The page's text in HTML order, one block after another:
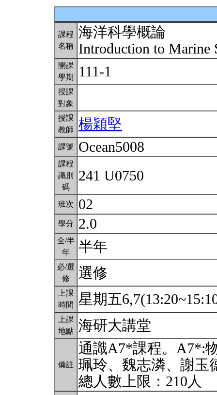
課程
名稱
海洋科學概論
Introduction to Marine
開課
學期
111-1
授課
對象
授課
教師
楊穎堅
課號 Ocean5008
課程
識別
碼
241 U0750
班次 02
學分 2.0
全/半
年
半年
必/選
修
選修
上課
時間
星期五
上課
地點 海研大講堂
備註
通識A7*課程。A7*:
珮玲、魏志潾、謝玉
總人數上限：210人